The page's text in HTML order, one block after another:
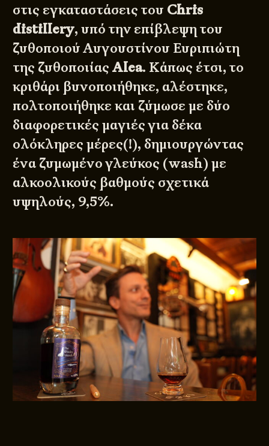
στις εγκαταστάσεις του Chris
distillery, υπό την επίβλεψη του
ζυθοποιού Αυγουστίνου Ευριπιώτη
της ζυθοποιίαςAlea. Κάπως έτσι, το
κριθάρι βυνοποιήθηκε, αλέστηκε,
πολτοποιήθηκε και ζύμωσε με δύο
διαφορετικές μαγιές για δέκα
ολόκληρες μέρες(!), δημιουργώντας
ένα ζυμωμένο γλεύκος (wash) με
αλκοολικούς βαθμούς σχετικά
υψηλούς, 9,5%.